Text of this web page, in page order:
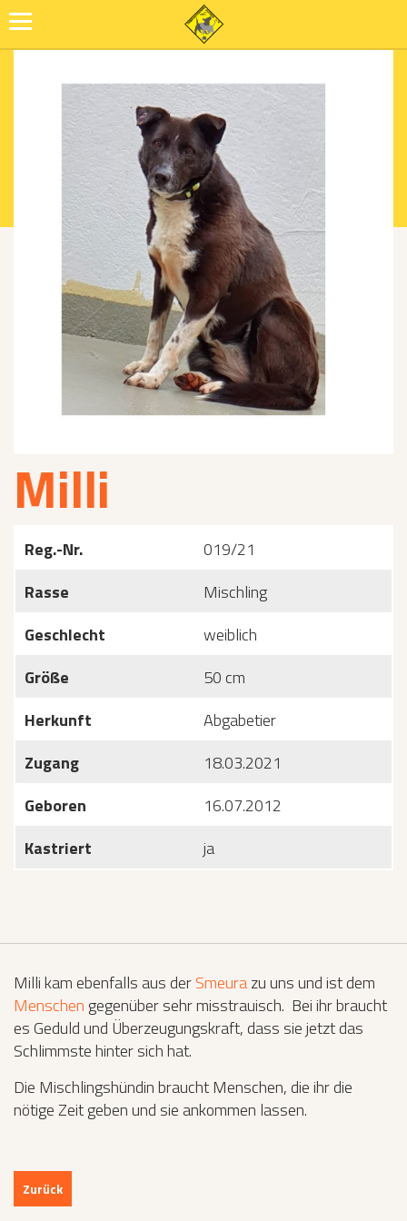
Milli
Reg.-Nr.
019/21
Rasse
Mischling
Geschlecht
weiblich
Größe
50 cm
Herkunft
Abgabetier
Zugang
18.03.2021
Geboren
16.07.2012
Kastriert
ja
Milli kam ebenfalls aus derSmeurazu uns und ist dem
Menschen gegenüber sehr misstrauisch. Bei ihr braucht
es Geduld und Überzeugungskraft, dass sie jetzt das
Schlimmste hinter sich hat.
Die Mischlingshündin braucht Menschen, die ihr die
nötige Zeit geben und sie ankommen lassen.
Zurück